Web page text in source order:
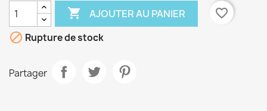
 AJOUTER AU PANIER
favorite_border
 Rupture de stock
Partager